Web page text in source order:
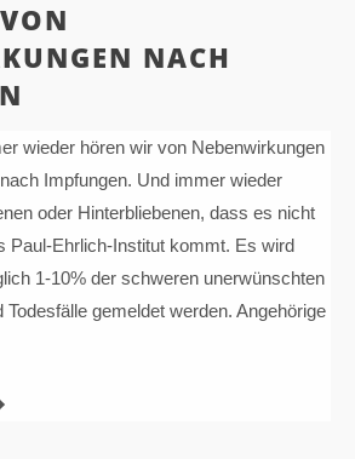
NACH
wieder hören wir von Nebenwirkungen
Impfungen. Und immer wieder
oder Hinterbliebenen, dass es nicht
Paul-Ehrlich-Institut kommt. Es wird
1-10% der schweren unerwünschten
Todesfälle gemeldet werden. Angehörige